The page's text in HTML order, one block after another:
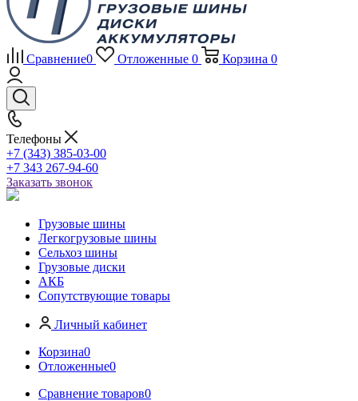
Сравнение0 Отложенные 0 Корзина 0
Телефоны
+7 (343) 385-03-00
+7 343 267-94-60
Заказать звонок
Грузовые шины
Легкогрузовые шины
Сельхоз шины
Грузовые диски
АКБ
Сопутствующие товары
Личный кабинет
Корзина0
Отложенные0
Сравнение товаров0